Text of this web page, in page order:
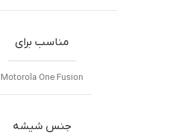
مناسب برای
Motorola One Fusion
جنس شیشه